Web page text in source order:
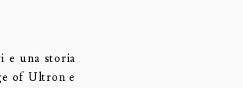
e una storia
of Ultron e